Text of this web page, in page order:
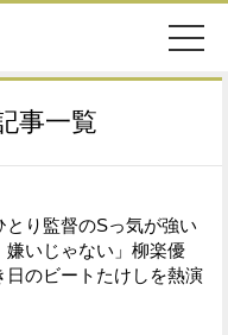
ワークスタイル
ファッション
事一覧
とり監督のSっ気が強い
嫌いじゃない」柳楽優
日のビートたけしを熱演